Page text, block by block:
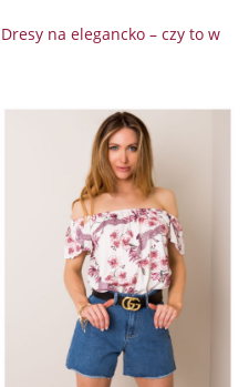
Dresy na elegancko – czy to w